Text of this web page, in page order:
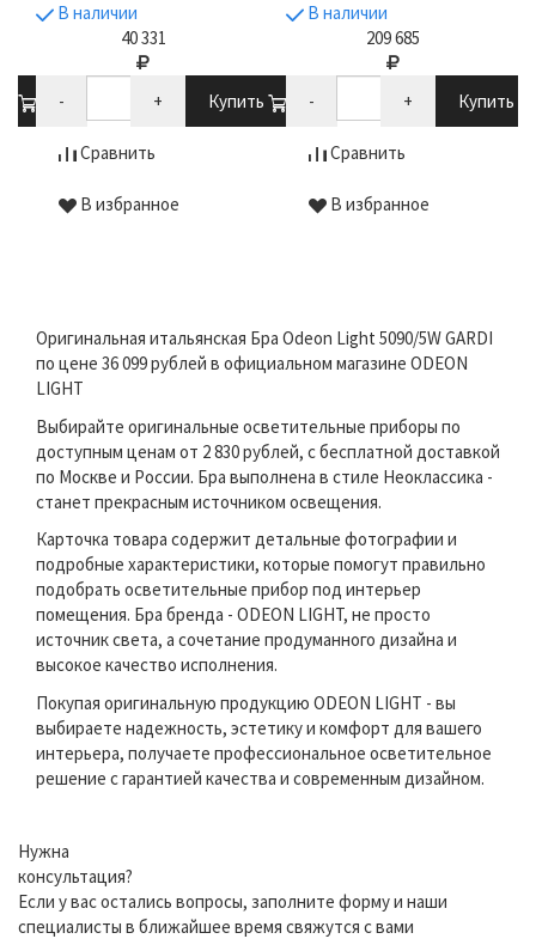
В наличии
40 331
- + Купить
Сравнить
В избранное
В наличии
209 685
- + Купить
Сравнить
В избранное
Оригинальная итальянская Бра Odeon Light 5090/5W GARDI
по цене 36 099 рублей в официальном магазине ODEON
LIGHT
Выбирайте оригинальные осветительные приборы по
доступным ценам от 2 830 рублей, с бесплатной доставкой
по Москве и России. Бра выполнена в стиле Неоклассика -
станет прекрасным источником освещения.
Карточка товара содержит детальные фотографии и
подробные характеристики, которые помогут правильно
подобрать осветительные прибор под интерьер
помещения. Бра бренда - ODEON LIGHT, не просто
источник света, а сочетание продуманного дизайна и
высокое качество исполнения.
Покупая оригинальную продукцию ODEON LIGHT - вы
выбираете надежность, эстетику и комфорт для вашего
интерьера, получаете профессиональное осветительное
решение с гарантией качества и современным дизайном.
Нужна
консультация?
Если у вас остались вопросы, заполните форму и наши
специалисты в ближайшее время свяжутся с вами